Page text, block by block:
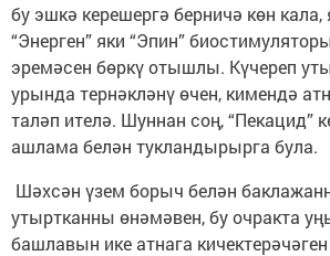
бу эшкә керешергә берничә көн
“Энерген” яки “Эпин”
эремәсен бөркү отышлы. Күчереп
урында тернәкләнү өчен, кимендә
таләп ителә. Шуннан соң, “Пекацид”
ашлама белән тукландырырга була.
Шәхсән үзем борыч белән
утыртканны өнәмәвен, бу очракта
башлавын ике атнага кичектерәчәген